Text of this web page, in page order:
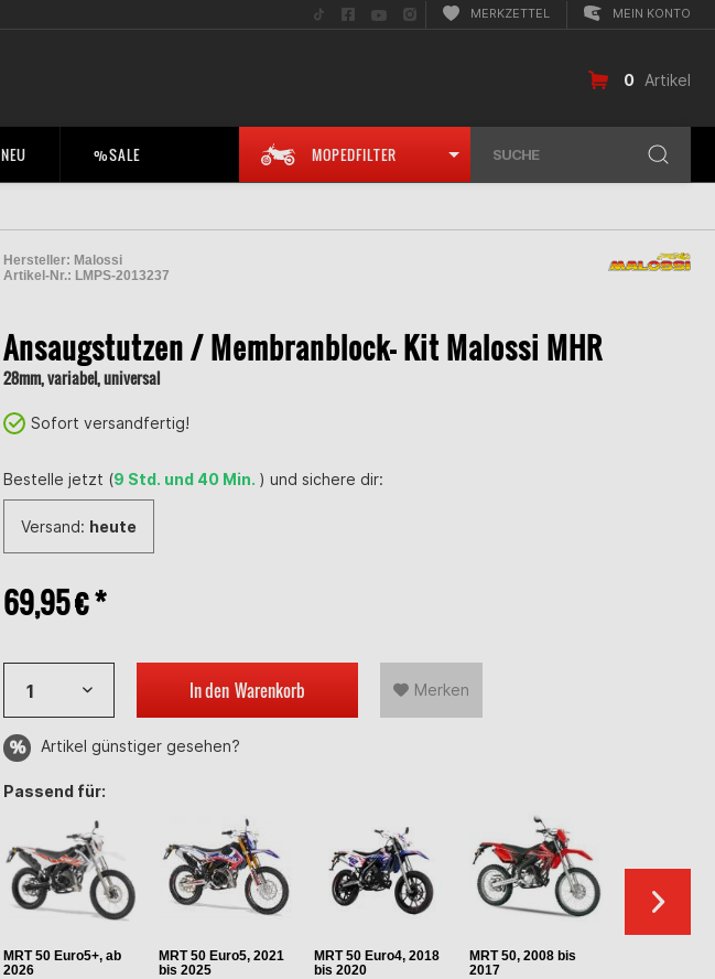
Folge
uns
Folge
uns
Folge
uns
Folge
uns
MERKZETTEL MEIN KONTO
0 Artikel
NEU %SALE MOPEDFILTER SUCHE
Hersteller: Malossi
Artikel-Nr.: LMPS-2013237
Ansaugstutzen / Membranblock- Kit Malossi MHR
28mm, variabel, universal
Sofort versandfertig!
Bestelle jetzt (9 Std. und 40 Min. ) und sichere dir:
Versand: heute
69,95 € *
In den Warenkorb Merken
Artikel günstiger gesehen?
Passend für:
MRT 50 Euro5+, ab
2026
MRT 50 Euro5, 2021
bis 2025
MRT 50 Euro4, 2018
bis 2020
MRT 50, 2008 bis
2017